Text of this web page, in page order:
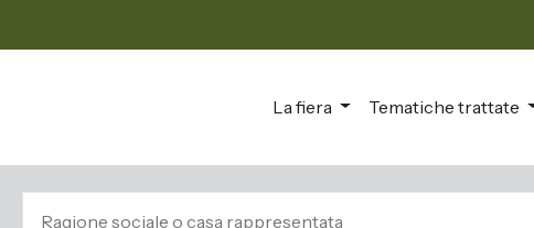
La fiera Tematiche trattate